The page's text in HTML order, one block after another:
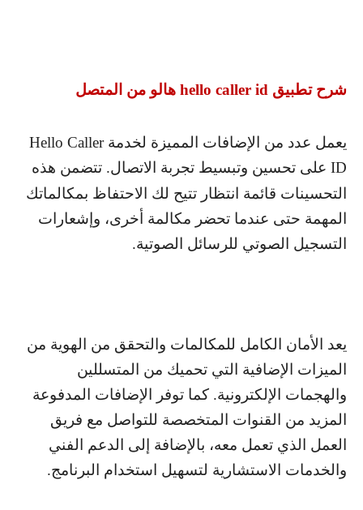
شرح تطبيق hello caller id هالو من المتصل
يعمل عدد من الإضافات المميزة لخدمةHello Caller
ID على تحسين وتبسيط تجربة الاتصال. تتضمن هذه
التحسينات قائمة انتظار تتيح لك الاحتفاظ بمكالماتك
المهمة حتى عندما تحضر مكالمة أخرى، وإشعارات
التسجيل الصوتي للرسائل الصوتية.
يعد الأمان الكامل للمكالمات والتحقق من الهوية من
الميزات الإضافية التي تحميك من المتسللين
والهجمات الإلكترونية. كما توفر الإضافات المدفوعة
المزيد من القنوات المتخصصة للتواصل مع فريق
العمل الذي تعمل معه، بالإضافة إلى الدعم الفني
والخدمات الاستشارية لتسهيل استخدام البرنامج.